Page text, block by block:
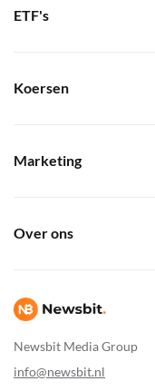
Newsbit Media Group
info@newsbit.nl
ETF's
Koersen
Marketing
Over ons